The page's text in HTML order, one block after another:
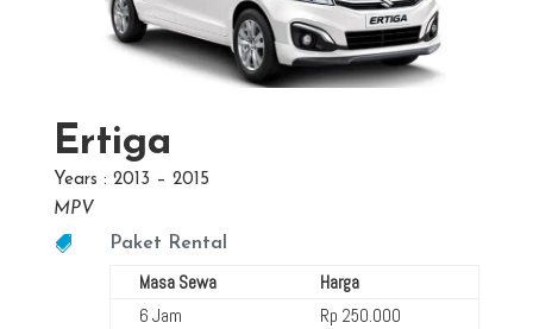
Ertiga
Years : 2013 – 2015
MPV
 Paket Rental
Masa Sewa
Harga
6 Jam
Rp 250.000